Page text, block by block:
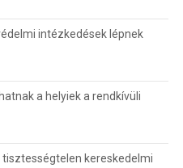
intézkedések lépnek
a helyiek a rendkívüli
kereskedelmi